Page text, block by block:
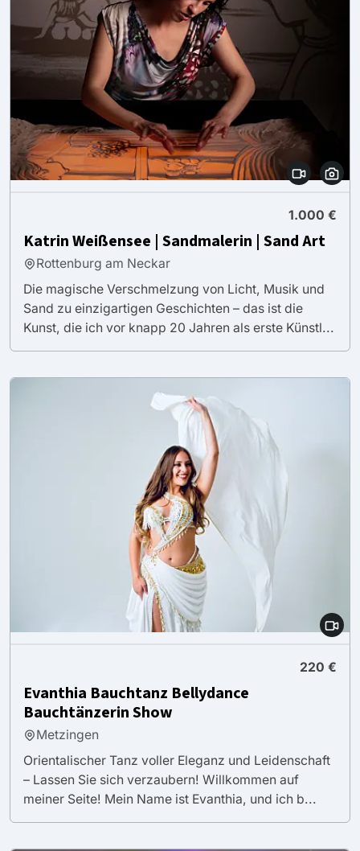
1.000 €
Katrin Weißensee | Sandmalerin | Sand Art
Rottenburg am Neckar
Die magische Verschmelzung von Licht, Musik und
Sand zu einzigartigen Geschichten – das ist die
Kunst, die ich vor knapp 20 Jahren als erste Künstl...
220 €
Evanthia Bauchtanz Bellydance
Bauchtänzerin Show
Metzingen
Orientalischer Tanz voller Eleganz und Leidenschaft
– Lassen Sie sich verzaubern! Willkommen auf
meiner Seite! Mein Name ist Evanthia, und ich b...